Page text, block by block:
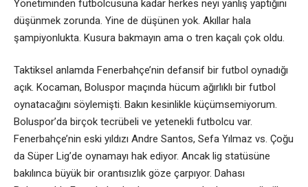
Yönetiminden futbolcusuna kadar herkes neyi yanlış yaptığını
düşünmek zorunda. Yine de düşünen yok. Akıllar hala
şampiyonlukta. Kusura bakmayın ama o tren kaçalı çok oldu.
Taktiksel anlamda Fenerbahçe’nin defansif bir futbol oynadığı
açık. Kocaman, Boluspor maçında hücum ağırlıklı bir futbol
oynatacağını söylemişti. Bakın kesinlikle küçümsemiyorum.
Boluspor’da birçok tecrübeli ve yetenekli futbolcu var.
Fenerbahçe’nin eski yıldızı Andre Santos, Sefa Yılmaz vs. Çoğu
da Süper Lig’de oynamayı hak ediyor. Ancak lig statüsüne
bakılınca büyük bir orantısızlık göze çarpıyor. Dahası